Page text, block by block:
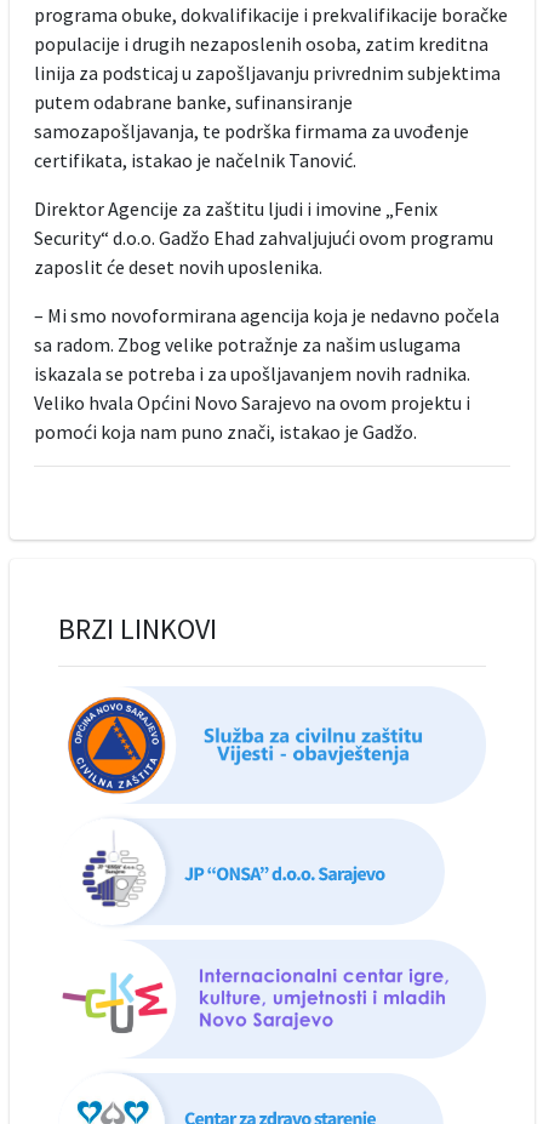
programa obuke, dokvalifikacije i prekvalifikacije boračke
populacije i drugih nezaposlenih osoba, zatim kreditna
linija za podsticaj u zapošljavanju privrednim subjektima
putem odabrane banke, sufinansiranje
samozapošljavanja, te podrška firmama za uvođenje
certifikata, istakao je načelnik Tanović.
Direktor Agencije za zaštitu ljudi i imovine „Fenix
Security“ d.o.o. Gadžo Ehad zahvaljujući ovom programu
zaposlit će deset novih uposlenika.
– Mi smo novoformirana agencija koja je nedavno počela
sa radom. Zbog velike potražnje za našim uslugama
iskazala se potreba i za upošljavanjem novih radnika.
Veliko hvala Općini Novo Sarajevo na ovom projektu i
pomoći koja nam puno znači, istakao je Gadžo.
BRZI LINKOVI